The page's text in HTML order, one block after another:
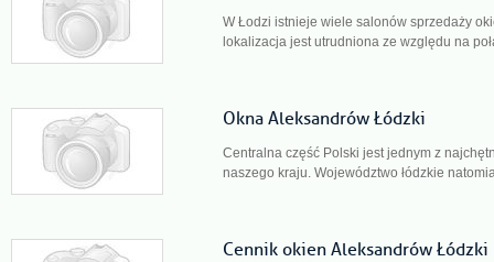
W Łodzi istnieje wiele salonów sprzedaży
lokalizacja jest utrudniona ze względu na
Okna Aleksandrów Łódzki
Centralna część Polski jest jednym z
naszego kraju. Województwo łódzkie
Cennik okien Aleksandrów Łódzki